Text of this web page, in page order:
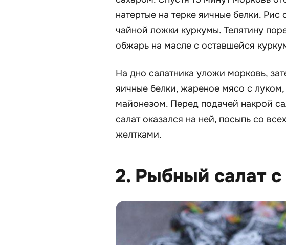
натертые на терке яичные белки.
чайной ложки куркумы. Телятину
обжарь на масле с оставшейся
На дно салатника уложи морковь,
яичные белки, жареное мясо с
майонезом. Перед подачей накрой
салат оказался на ней, посыпь со
желтками.
2. Рыбный салат